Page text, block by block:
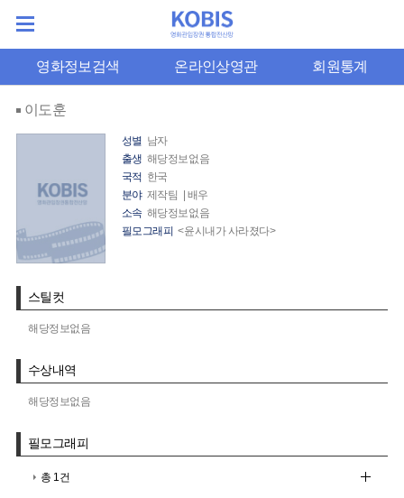
영화정보검색 온라인상영관 회원통계
이도훈
성별 남자
출생 해당정보없음
국적 한국
분야 제작팀 | 배우
소속 해당정보없음
필모그래피 <윤시내가 사라졌다>
스틸컷
해당정보없음
수상내역
해당정보없음
필모그래피
총 1건